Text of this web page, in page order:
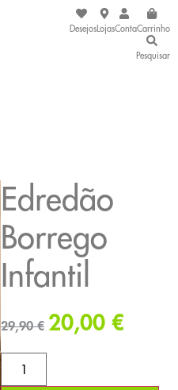
DesejosLojasContaCarrinho
Pesquisar
Edredão
Borrego
Infantil
29,90€ 20,00 €